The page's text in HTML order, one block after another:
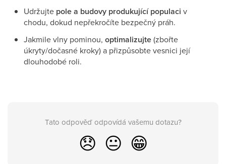
Udržujte pole a budovy produkující populaci v
chodu, dokud nepřekročíte bezpečný práh.
Jakmile vlny pominou, optimalizujte(zbořte
úkryty/dočasné kroky) a přizpůsobte vesnici její
dlouhodobé roli.
Tato odpověď odpovídá vašemu dotazu?
😞 😐 😁